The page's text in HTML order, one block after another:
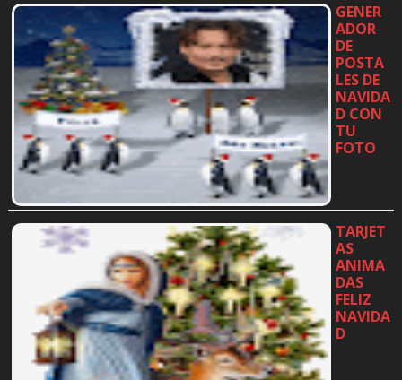
GENER
ADOR
DE
POSTA
LES DE
NAVIDA
D CON
TU
FOTO
TARJET
AS
ANIMA
DAS
FELIZ
NAVIDA
D